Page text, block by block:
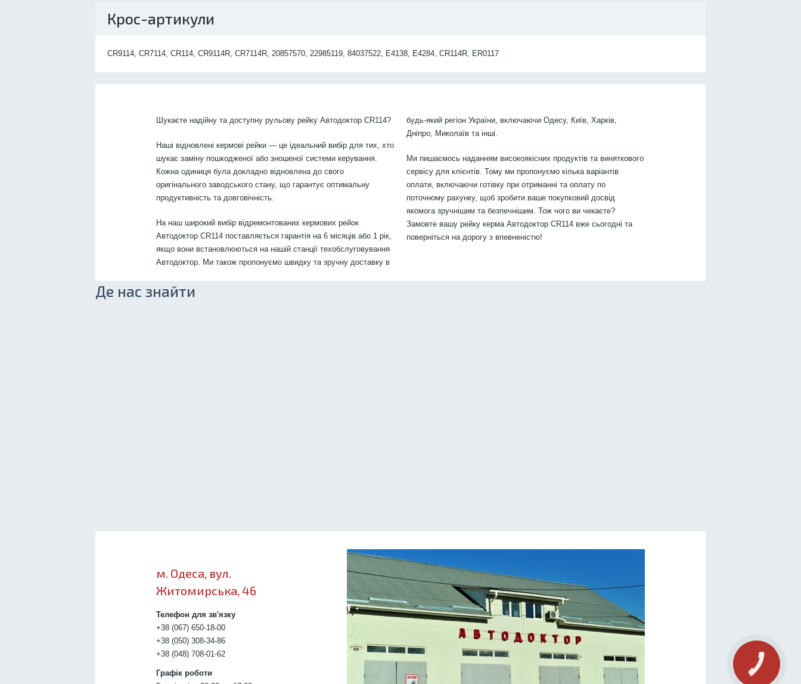
Крос-артикули
CR9114, CR7114, CR114, CR9114R, CR7114R, 20857570, 22985119, 84037522, E4138, E4284, CR114R, ER0117
Шукаєте надійну та доступну рульову рейку Автодоктор CR114?
Наші відновлені кермові рейки — це ідеальний вибір для тих, хто
шукає заміну пошкодженої або зношеної системи керування.
Кожна одиниця була докладно відновлена до свого
оригінального заводського стану, що гарантує оптимальну
продуктивність та довговічність.
На наш широкий вибір відремонтованих кермових рейок
Автодоктор CR114 поставляється гарантія на 6 місяців або 1 рік,
якщо вони встановлюються на нашій станції техобслуговування
Автодоктор. Ми також пропонуємо швидку та зручну доставку в
будь-який регіон України, включаючи Одесу, Київ, Харків,
Дніпро, Миколаїв та інші.
Ми пишаємось наданням високоякісних продуктів та виняткового
сервісу для клієнтів. Тому ми пропонуємо кілька варіантів
оплати, включаючи готівку при отриманні та оплату по
поточному рахунку, щоб зробити ваше покупковий досвід
якомога зручнішим та безпечнішим. Тож чого ви чекаєте?
Замовте вашу рейку керма Автодоктор CR114 вже сьогодні та
поверніться на дорогу з впевненістю!
Де нас знайти
м. Одеса, вул.
Житомирська, 46
Телефон для зв'язку
+38 (067) 650-18-00
+38 (050) 308-34-86
+38 (048) 708-01-62
Графік роботи
КНОПКА
СВЯЗИ